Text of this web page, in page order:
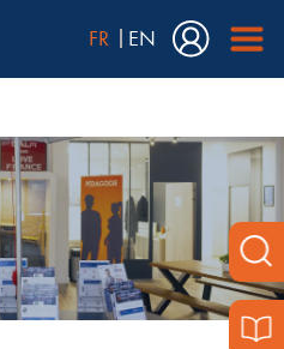
FR EN